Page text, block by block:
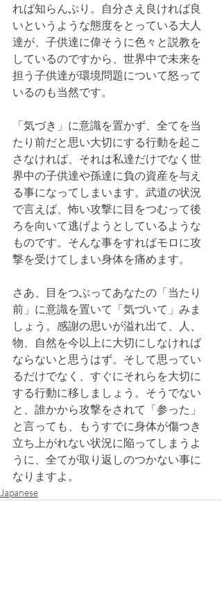
れば知らんぷり。自分さえ良ければ良
いというような態度をとっている大人
達が、子供達に偉そうに色々と説教を
しているのですから、世界中で未来を
担う子供達が環境問題について怒って
いるのも当然です。
「気づき」に意識を置かず、全てを当
たり前だと思い大切にする行動を起こ
さなければ、それは私達だけでなく世
界中の子供達や孫達に負の資産を与え
る事になってしまいます。武道の状況
で言えば、怖い攻撃に目をつむって後
ろを向いて逃げようとしているような
ものです。そんな事をすればモロに攻
撃を受けてしまい身体を痛めます。
さあ、目をつぶってあなたの「当たり
前」に意識を置いて「気づいて」みま
しょう。感謝の思いが溢れ出て、人、
物、自然を今以上に大切にしなければ
ならないと思うはず。そして思ってい
るだけでなく、すぐにそれらを大切に
する行動に移しましょう。そうでない
と、誰かから攻撃をされて「参った」
と言っても、もうすでに身体が傷つき
立ち上がれない状況に陥ってしまうよ
うに、全てが取り返しのつかない事に
なりますよ。
Japanese